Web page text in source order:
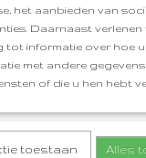
het aanbieden van
Daarnaast verlenen
tot informatie over hoe
met andere gegevens
of die u hen hebt
toestaan Alles